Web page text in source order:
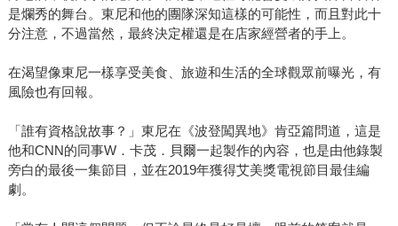
是爛秀的舞台。東尼和他的團隊深知這樣的可能性，而且對此十
分注意，不過當然，最終決定權還是在店家經營者的手上。
在渴望像東尼一樣享受美食、旅遊和生活的全球觀眾前曝光，有
風險也有回報。
「誰有資格說故事？」東尼在《波登闖異地》肯亞篇問道，這是
他和CNN的同事W．卡茂．貝爾一起製作的內容，也是由他錄製
旁白的最後一集節目，並在2019年獲得艾美獎電視節目最佳編
劇。